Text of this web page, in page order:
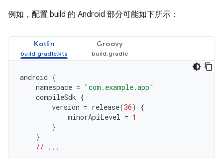
例如，配置 build 的 Android 部分可能如下所示：
Kotlin Groovy
android {
namespace = "com.example.app"
compileSdk {
version = release(36)
{
minorApiLevel = 1
}
}
// ...